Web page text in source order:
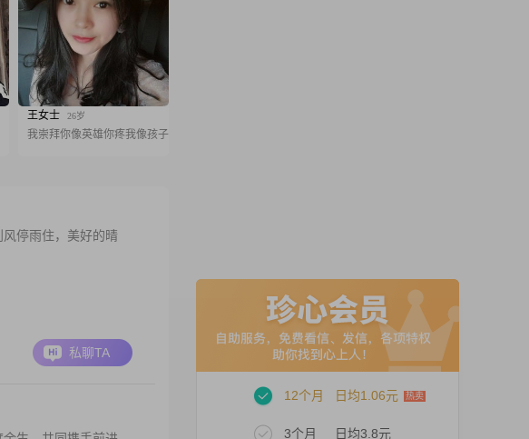
王女士 26岁
我崇拜你像英雄你疼我像孩子
停雨住，美好的晴
私聊TA
12个月 日均1.06元
3个月 日均3.8元